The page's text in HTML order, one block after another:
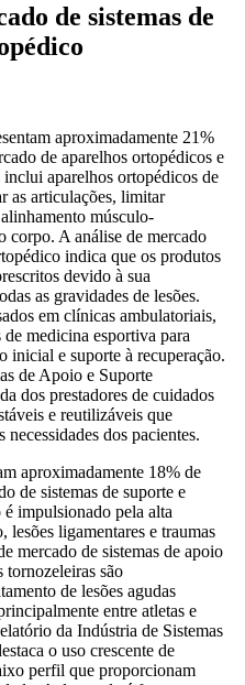
de sistemas de
aproximadamente 21%
de aparelhos ortopédicos e
inclui aparelhos ortopédicos de
as articulações, limitar
músculo-
corpo. A análise de mercado
indica que os produtos
devido à sua
as gravidades de lesões.
​​em clínicas ambulatoriais,
medicina esportiva para
inicial e suporte à recuperação.
de Apoio e Suporte
dos prestadores de cuidados
​​e reutilizáveis ​​que
necessidades dos pacientes.
aproximadamente 18% de
de sistemas de suporte e
é impulsionado pela alta
lesões ligamentares e traumas
mercado de sistemas de apoio
tornozeleiras são
de lesões agudas
entre atletas e
da Indústria de Sistemas
o uso crescente de
perfil que proporcionam